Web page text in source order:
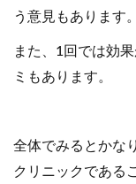
う意見もあります。
また、1回では効
ミもあります。
全体でみるとかな
クリニックである